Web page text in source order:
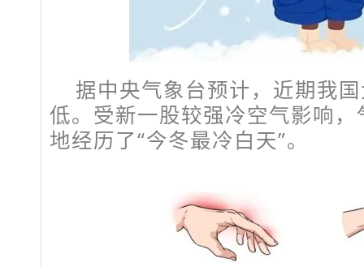
据中央气象台预计，近期我
低。受新一股较强冷空气影响
地经历了“今冬最冷白天”。